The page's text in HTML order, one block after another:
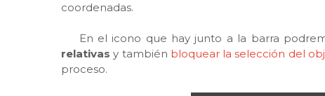
coordenadas.
En el icono que hay junto a la barra
relativas y también bloquear la selección del
proceso.